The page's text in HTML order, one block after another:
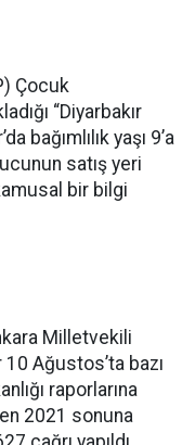
Çocuk
“Diyarbakır
bağımlılık yaşı 9’a
satış yeri
bir bilgi
Milletvekili
Ağustos’ta bazı
raporlarına
2021 sonuna